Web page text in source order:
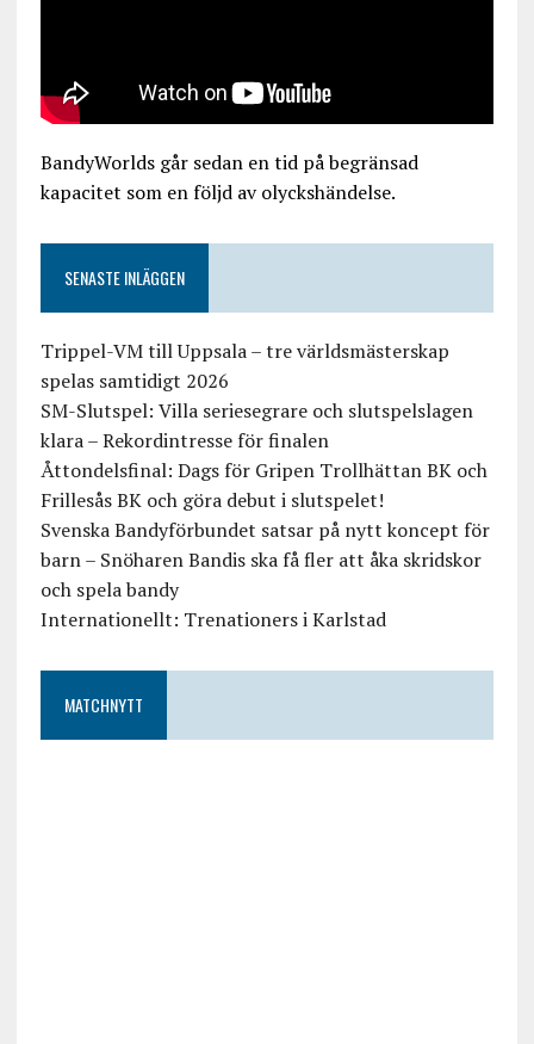
BandyWorlds går sedan en tid på begränsad
kapacitet som en följd av olyckshändelse.
SENASTE INLÄGGEN
Trippel-VM till Uppsala – tre världsmästerskap
spelas samtidigt 2026
SM-Slutspel: Villa seriesegrare och slutspelslagen
klara – Rekordintresse för finalen
Åttondelsfinal: Dags för Gripen Trollhättan BK och
Frillesås BK och göra debut i slutspelet!
Svenska Bandyförbundet satsar på nytt koncept för
barn – Snöharen Bandis ska få fler att åka skridskor
och spela bandy
Internationellt: Trenationers i Karlstad
MATCHNYTT